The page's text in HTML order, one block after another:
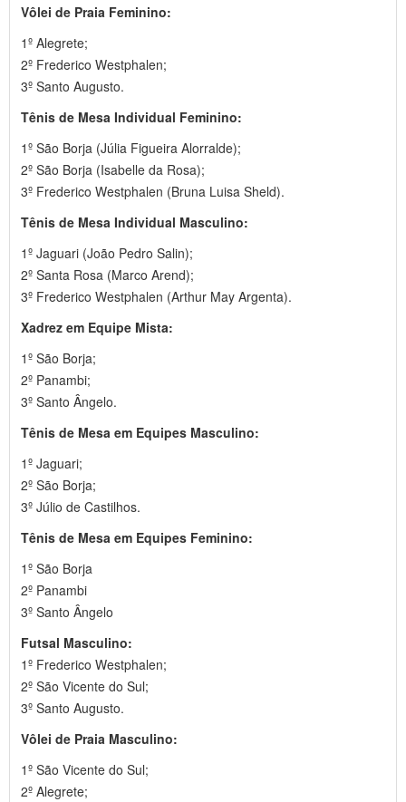
Vôlei de Praia Feminino:
1º Alegrete;
2º Frederico Westphalen;
3º Santo Augusto.
Tênis de Mesa Individual Feminino:
1º São Borja (Júlia Figueira Alorralde);
2º São Borja (Isabelle da Rosa);
3º Frederico Westphalen (Bruna Luisa Sheld).
Tênis de Mesa Individual Masculino:
1º Jaguari (João Pedro Salin);
2º Santa Rosa (Marco Arend);
3º Frederico Westphalen (Arthur May Argenta).
Xadrez em Equipe Mista:
1º São Borja;
2º Panambi;
3º Santo Ângelo.
Tênis de Mesa em Equipes Masculino:
1º Jaguari;
2º São Borja;
3º Júlio de Castilhos.
Tênis de Mesa em Equipes Feminino:
1º São Borja
2º Panambi
3º Santo Ângelo
Futsal Masculino:
1º Frederico Westphalen;
2º São Vicente do Sul;
3º Santo Augusto.
Vôlei de Praia Masculino:
1º São Vicente do Sul;
2º Alegrete;